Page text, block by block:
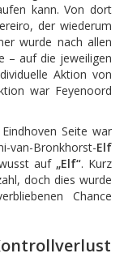
kann. Von dort
der wiederum
wurde nach allen
– auf die jeweiligen
Aktion von
war Feyenoord
Seite war
Bronkhorst-Elf
auf „Elf“. Kurz
doch dies wurde
Chance